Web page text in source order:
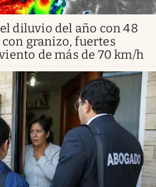
diluvio del año con 48
granizo, fuertes
de más de 70 km/h